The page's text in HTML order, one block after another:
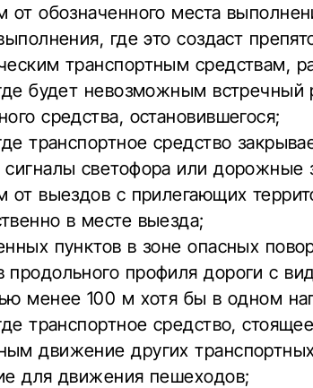
от обозначенного места
где это создаст
транспортным средствам,
будет невозможным встречный
средства, остановившегося;
транспортное средство
сигналы светофора или дорожные
от выездов с прилегающих
в месте выезда;
пунктов в зоне опасных
продольного профиля дороги с
менее 100 м хотя бы в одном
транспортное средство,
движение других
для движения пешеходов;